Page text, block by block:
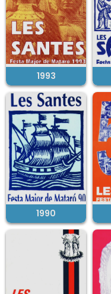
1993
1990